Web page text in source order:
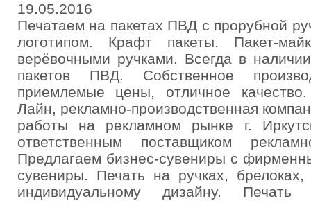
19.05.2016
Печатаем на пакетах ПВД с прорубной
логотипом. Крафт пакеты. Пакет-
верёвочными ручками. Всегда в
пакетов ПВД. Собственное
приемлемые цены, отличное
Лайн, рекламно-производственная
работы на рекламном рынке г.
ответственным поставщиком
Предлагаем бизнес-сувениры с
сувениры. Печать на ручках,
индивидуальному дизайну.